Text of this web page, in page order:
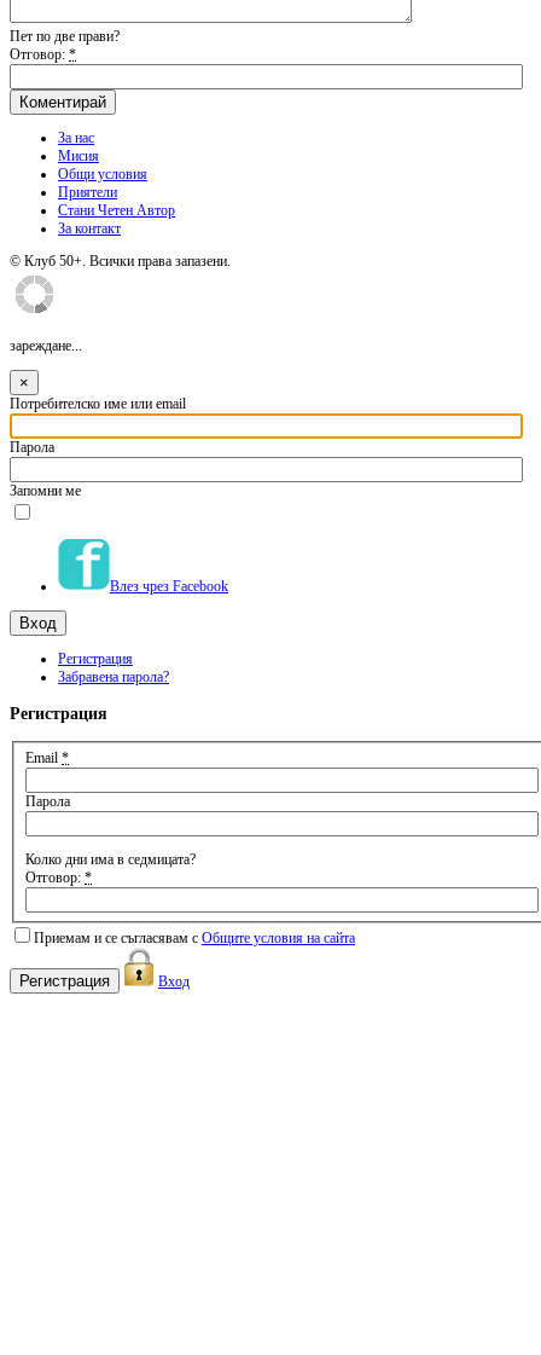
Пет по две прави?
Отговор: *
За нас
Мисия
Общи условия
Приятели
Стани Четен Автор
За контакт
© Клуб 50+. Всички права запазени.
зареждане...
×
Потребителско име или email
Парола
Запомни ме
Влез чрез Facebook
Регистрация
Забравена парола?
Регистрация
Email *
Парола
Колко дни има в седмицата?
Отговор: *
Приемам и се съгласявам с Общите условия на сайта
Вход